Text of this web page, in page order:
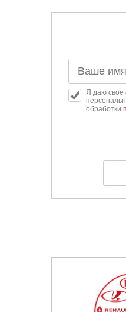
Я даю свое
обработки